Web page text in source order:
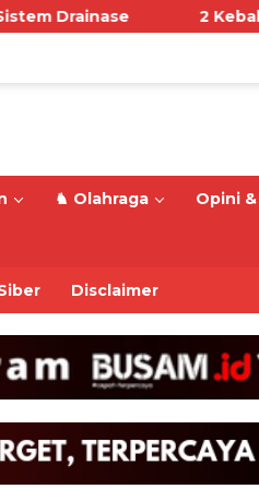
2 Kebakaran
♞ Olahraga Opini
Disclaimer